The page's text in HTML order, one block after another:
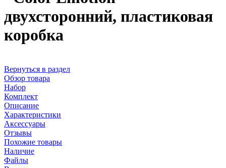
двухсторонний, пластиковая
коробка
Вернуться в раздел
Обзор товара
Набор
Комплект
Описание
Характеристики
Аксессуары
Отзывы
Похожие товары
Наличие
Файлы